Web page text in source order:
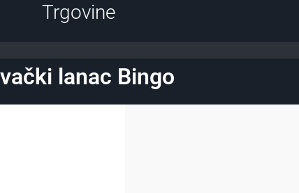
Trgovine
lanac Bingo